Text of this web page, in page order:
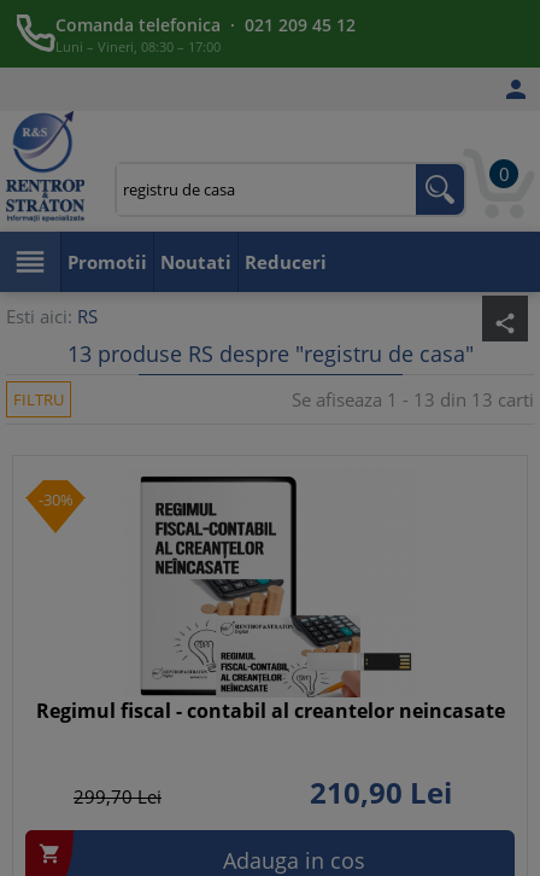
Comanda telefonica · 021 209 45 12
Luni – Vineri, 08:30 – 17:00

0
 Promotii Noutati Reduceri
Esti aici: RS share
13 produse RS despre "registru de casa"
FILTRU Se afiseaza 1 - 13 din 13 carti
-30%
Regimul fiscal - contabil al creantelor neincasate
299,70Lei 210,90 Lei
 Adauga in cos